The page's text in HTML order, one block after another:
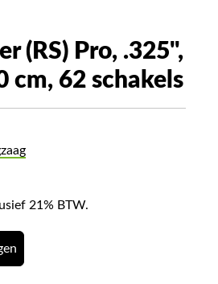
(RS) Pro, .325",
cm, 62 schakels
21% BTW.